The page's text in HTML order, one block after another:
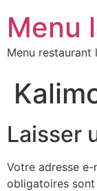
Menu
Menu restaurant
Laisser
Votre adresse e-
obligatoires